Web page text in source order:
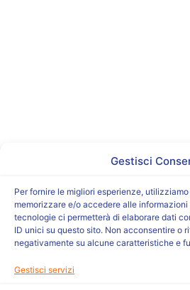
Gestisci
Per fornire le migliori esperienze,
memorizzare e/o accedere alle
tecnologie ci permetterà di elaborare dati
ID unici su questo sito. Non acconsentire o
negativamente su alcune caratteristiche e
Gestisci servizi